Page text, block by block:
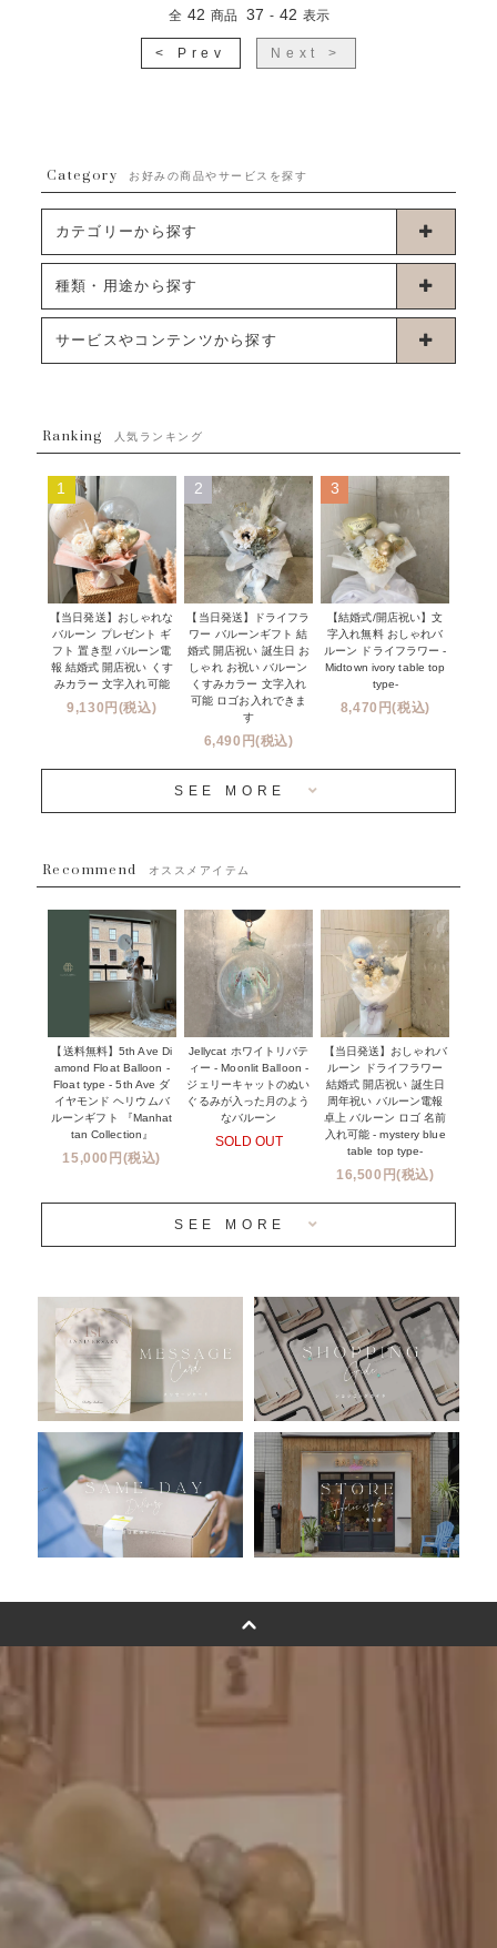
全 42 商品 37 - 42 表示
< Prev Next >
Category お好みの商品やサービスを探す
カテゴリーから探す
卓上タイプバルーン
ブーケタイプバルーン
ムーンリットバルーン
コンフェッティバルーン
フリンジバルーン
デコレーションセット
プロップスバルーン
オプション
成人式・卒業式・入学式バルーンブーケ
種類・用途から探す
お誕生日
開店・周年祝い
発表会・劇場
その他お祝い
クリスマス
新商品
~３０００円
~５５００円
１１０００円以上
NEW YORK MIND - ニューヨークスタイルバルーン
※コンフェッティバルーン -プリント内容-
サービスやコンテンツから探す
発送について
Q&A
メッセージカード・電報について
オーダーメイドについて
セミオーダーについて
フリンジバルーンについて
コンフェッティバルーンについて
ハワイウェディングサービス
企業・法人様
ウェディングコンフェッティバルーン特集
実店舗について -大阪 堀江店・名古屋 星ヶ丘店・滋賀 配送
センター店・沖縄 嘉手納基地店-
プリントサービス
前撮り写真バルーン特集
姉妹店＆関連ショップについて
安心のチャビーバルーン
おすすめ商品
バルーン自動販売機
浮くバルーンオーダーメイド - coming soonn -
卓上バルーンオーダーメイド
ムーンリットバルーンについて
その他オーダーメイド
バルーンフラワーブーケについて
お知らせ
Ranking 人気ランキング
1
【当日発送】おしゃれな
バルーン プレゼント ギ
フト 置き型 バルーン電
報 結婚式 開店祝い くす
みカラー 文字入れ可能
9,130円(税込)
2
【当日発送】ドライフラ
ワー バルーンギフト 結
婚式 開店祝い 誕生日 お
しゃれ お祝い バルーン
くすみカラー 文字入れ
可能 ロゴお入れできま
す
6,490円(税込)
3
【結婚式/開店祝い】文
字入れ無料 おしゃれバ
ルーン ドライフラワー -
Midtown ivory table top
type-
8,470円(税込)
SEE MORE
Recommend オススメアイテム
【送料無料】5th Ave Di
amond Float Balloon -
Float type - 5th Ave ダ
イヤモンド ヘリウムバ
ルーンギフト 『Manhat
tan Collection』
15,000円(税込)
Jellycat ホワイトリバテ
ィー - Moonlit Balloon -
ジェリーキャットのぬい
ぐるみが入った月のよう
なバルーン
SOLD OUT
【当日発送】おしゃれバ
ルーン ドライフラワー
結婚式 開店祝い 誕生日
周年祝い バルーン電報
卓上 バルーン ロゴ 名前
入れ可能 - mystery blue
table top type-
16,500円(税込)
SEE MORE